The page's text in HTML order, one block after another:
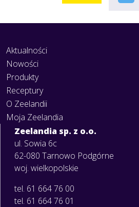
Aktualności
Nowości
Produkty
Receptury
O Zeelandii
Moja Zeelandia
Zeelandia sp. z o.o.
ul. Sowia 6c
62-080 Tarnowo Podgórne
woj. wielkopolskie
tel. 61 664 76 00
tel. 61 664 76 01